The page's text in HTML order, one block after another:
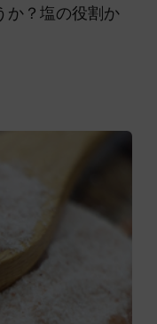
か？塩の役割か